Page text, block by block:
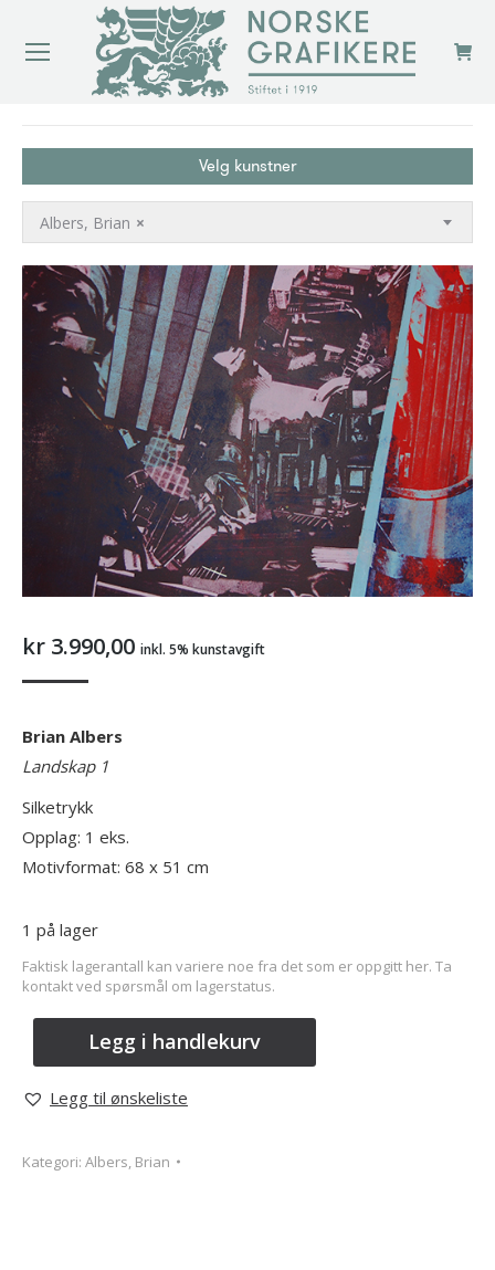
Velg kunstner
×
Albers, Brian
kr 3.990,00 inkl. 5% kunstavgift
Brian Albers
Landskap 1
Silketrykk
Opplag: 1 eks.
Motivformat: 68 x 51 cm
1 på lager
Faktisk lagerantall kan variere noe fra det som er oppgitt her. Ta
kontakt ved spørsmål om lagerstatus.
Legg i handlekurv
Legg til ønskeliste
Kategori: Albers, Brian